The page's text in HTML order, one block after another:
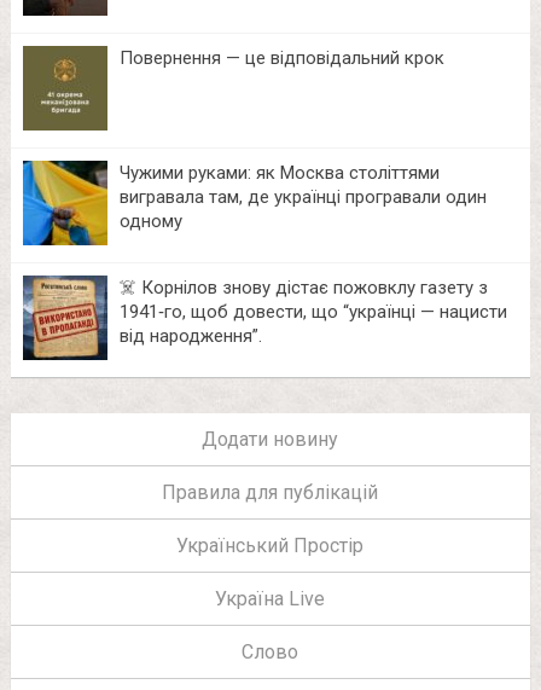
Повернення — це відповідальний крок
Чужими руками: як Москва століттями
вигравала там, де українці програвали один
одному
☠️ Корнілов знову дістає пожовклу газету з
1941‑го, щоб довести, що “українці — нацисти
від народження”.
Додати новину
Правила для публікацій
Український Простір
Україна Live
Слово